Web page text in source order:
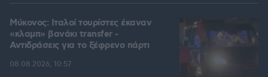
Μύκονος: Ιταλοί τουρίστες έκαναν
«κλαμπ» βανάκι transfer -
Αντιδράσεις για το ξέφρενο πάρτι
08.08.2026, 10:57